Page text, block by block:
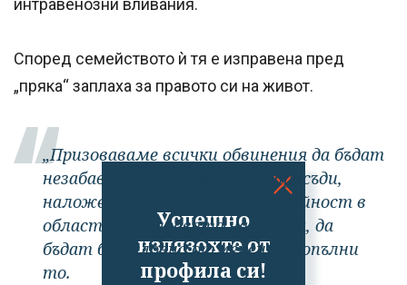
Успешно
излязохте от
профила си!
интравенозни вливания.
Според семейството ѝ тя е изправена пред
„пряка“ заплаха за правото си на живот.
„Призоваваме всички обвинения да бъдат
незабавно свалени и всички присъди,
наложени за нейната мирна дейност в
областта на правата на човека, да
бъдат безусловно отменени“, допълни
то.